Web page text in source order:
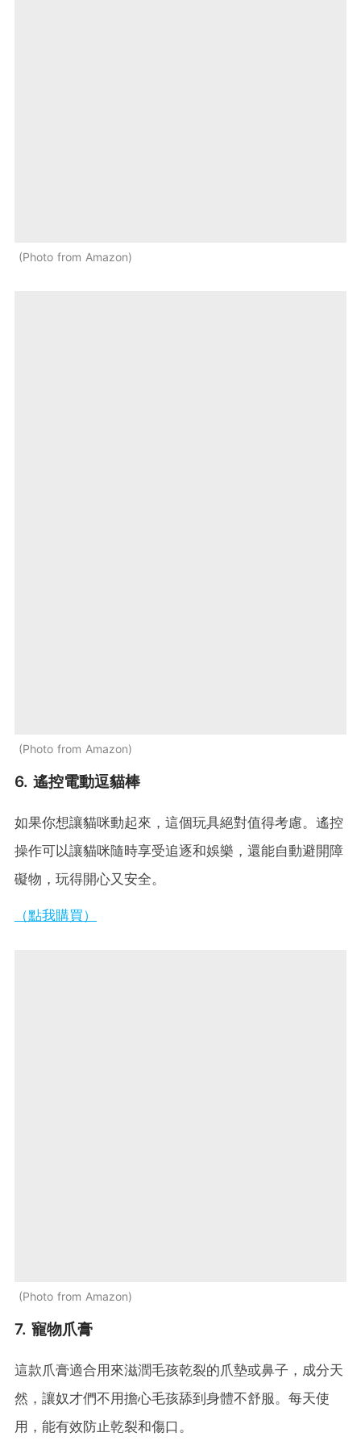
Photo from Amazon
Photo from Amazon
6. 遙控電動逗貓棒
如果你想讓貓咪動起來，這個玩具絕對值得考慮。遙控
操作可以讓貓咪隨時享受追逐和娛樂，還能自動避開障
礙物，玩得開心又安全。
（點我購買）
Photo from Amazon
7. 寵物爪膏
這款爪膏適合用來滋潤毛孩乾裂的爪墊或鼻子，成分天
然，讓奴才們不用擔心毛孩舔到身體不舒服。每天使
用，能有效防止乾裂和傷口。